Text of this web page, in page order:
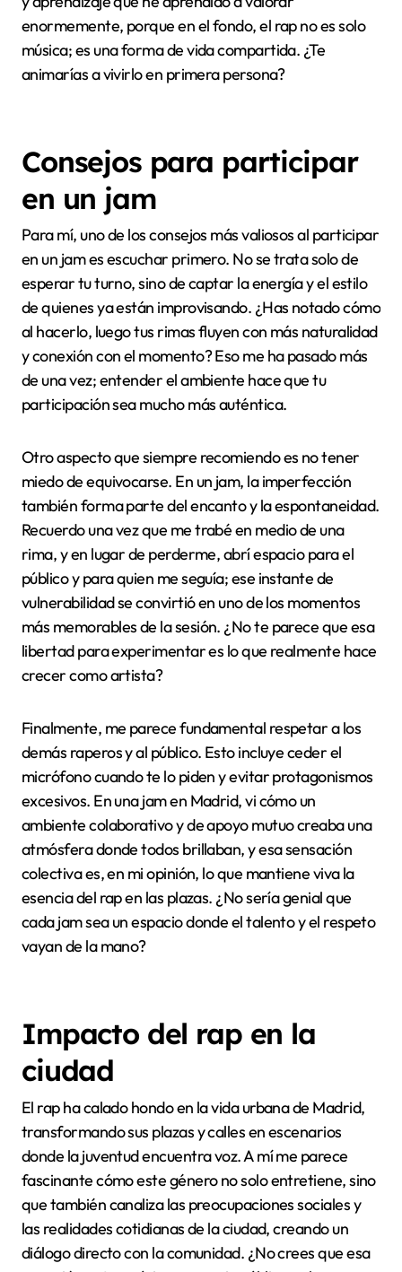
auténtico.
Además, la diversidad que ves en cada jam session
crecer. Esa mezcla genera una atmósfera de respeto
y aprendizaje que he aprendido a valorar
enormemente, porque en el fondo, el rap no es solo
música; es una forma de vida compartida. ¿Te
animarías a vivirlo en primera persona?
Consejos para participar
en un jam
Para mí, uno de los consejos más valiosos al participar
en un jam es escuchar primero. No se trata solo de
esperar tu turno, sino de captar la energía y el estilo
de quienes ya están improvisando. ¿Has notado cómo
y conexión con el momento? Eso me ha pasado más
de una vez; entender el ambiente hace que tu
participación sea mucho más auténtica.
Otro aspecto que siempre recomiendo es no tener
miedo de equivocarse. En un jam, la imperfección
también forma parte del encanto y la espontaneidad.
Recuerdo una vez que me trabé en medio de una
rima, y en lugar de perderme, abrí espacio para el
público y para quien me seguía; ese instante de
libertad para experimentar es lo que realmente hace
crecer como artista?
Finalmente, me parece fundamental respetar a los
demás raperos y al público. Esto incluye ceder el
micrófono cuando te lo piden y evitar protagonismos
excesivos. En una jam en Madrid, vi cómo un
ambiente colaborativo y de apoyo mutuo creaba una
atmósfera donde todos brillaban, y esa sensación
colectiva es, en mi opinión, lo que mantiene viva la